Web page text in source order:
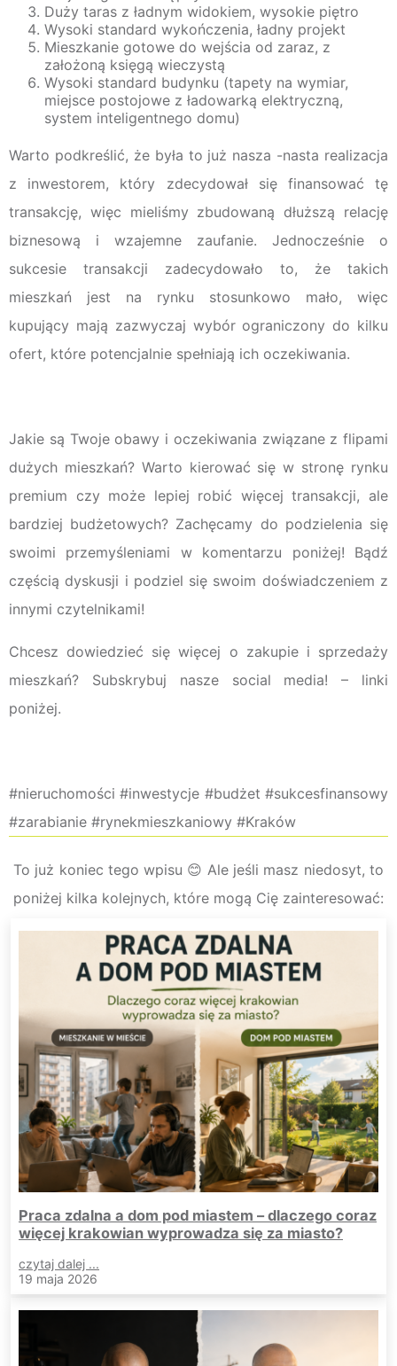
Duży taras z ładnym widokiem, wysokie piętro
Wysoki standard wykończenia, ładny projekt
Mieszkanie gotowe do wejścia od zaraz, z
założoną księgą wieczystą
Wysoki standard budynku (tapety na wymiar,
miejsce postojowe z ładowarką elektryczną,
system inteligentnego domu)
Warto podkreślić, że była to już nasza -nasta realizacja
z inwestorem, który zdecydował się finansować tę
transakcję, więc mieliśmy zbudowaną dłuższą relację
biznesową i wzajemne zaufanie. Jednocześnie o
sukcesie transakcji zadecydowało to, że takich
mieszkań jest na rynku stosunkowo mało, więc
kupujący mają zazwyczaj wybór ograniczony do kilku
ofert, które potencjalnie spełniają ich oczekiwania.
Jakie są Twoje obawy i oczekiwania związane z flipami
dużych mieszkań? Warto kierować się w stronę rynku
premium czy może lepiej robić więcej transakcji, ale
bardziej budżetowych? Zachęcamy do podzielenia się
swoimi przemyśleniami w komentarzu poniżej! Bądź
częścią dyskusji i podziel się swoim doświadczeniem z
innymi czytelnikami!
Chcesz dowiedzieć się więcej o zakupie i sprzedaży
mieszkań? Subskrybuj nasze social media! – linki
poniżej.
#nieruchomości #inwestycje #budżet #sukcesfinansowy
#zarabianie #rynekmieszkaniowy #Kraków
To już koniec tego wpisu 😊 Ale jeśli masz niedosyt, to
poniżej kilka kolejnych, które mogą Cię zainteresować:
Praca zdalna a dom pod miastem – dlaczego coraz
więcej krakowian wyprowadza się za miasto?
czytaj dalej ...
19 maja 2026